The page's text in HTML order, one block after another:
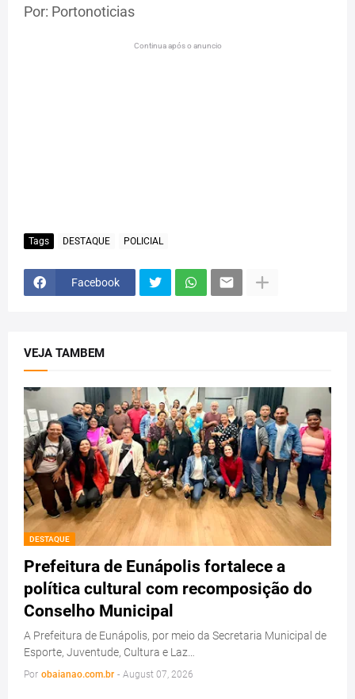
Por: Portonoticias
Continua após o anuncio
Tags DESTAQUE POLICIAL
Facebook
VEJA TAMBEM
DESTAQUE
Prefeitura de Eunápolis fortalece a
política cultural com recomposição do
Conselho Municipal
A Prefeitura de Eunápolis, por meio da Secretaria Municipal de
Esporte, Juventude, Cultura e Laz…
Por obaianao.com.br - August 07, 2026